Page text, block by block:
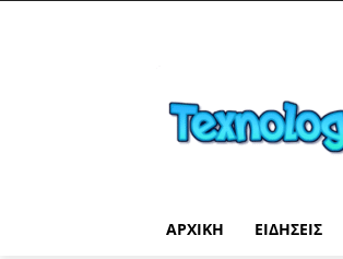
ΑΡΧΙΚΉ ΕΙΔΉΣΕΙΣ